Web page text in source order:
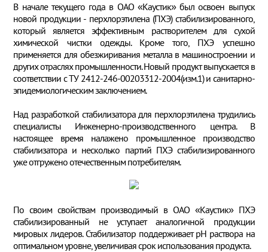
В начале текущего года в ОАО «Каустик» был освоен выпуск
новой продукции - перхлорэтилена (ПХЭ) стабилизированного,
который является эффективным растворителем для сухой
химической чистки одежды. Кроме того, ПХЭ успешно
применяется для обезжиривания металла в машиностроении и
других отраслях промышленности. Новый продукт выпускается в
соответствии с ТУ 2412-246-00203312-2004(изм.1) и санитарно-
эпидемиологическим заключением.
Над разработкой стабилизатора для перхлорэтилена трудились
специалисты Инженерно-производственного центра. В
настоящее время налажено промышленное производство
стабилизатора и несколько партий ПХЭ стабилизированного
уже отгружено отечественным потребителям.
По своим свойствам производимый в ОАО «Каустик» ПХЭ
стабилизированный не уступает аналогичной продукции
мировых лидеров. Стабилизатор поддерживает рН раствора на
оптимальном уровне, увеличивая срок использования продукта.